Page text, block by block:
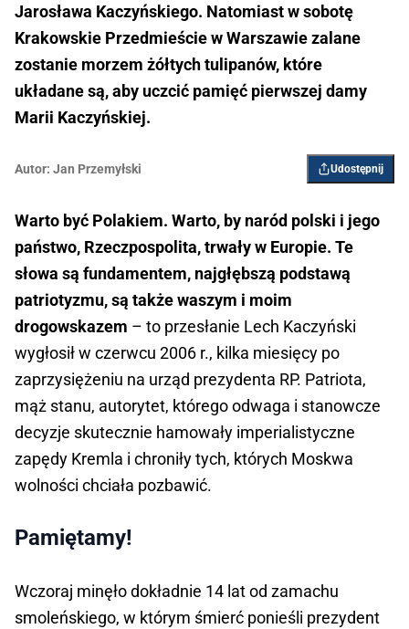
Jarosława Kaczyńskiego. Natomiast w sobotę
Krakowskie Przedmieście w Warszawie zalane
zostanie morzem żółtych tulipanów, które
układane są, aby uczcić pamięć pierwszej damy
Marii Kaczyńskiej.
Autor: Jan Przemyłski Udostępnij
Warto być Polakiem. Warto, by naród polski i jego
państwo, Rzeczpospolita, trwały w Europie. Te
słowa są fundamentem, najgłębszą podstawą
patriotyzmu, są także waszym i moim
drogowskazem – to przesłanie Lech Kaczyński
wygłosił w czerwcu 2006 r., kilka miesięcy po
zaprzysiężeniu na urząd prezydenta RP. Patriota,
mąż stanu, autorytet, którego odwaga i stanowcze
decyzje skutecznie hamowały imperialistyczne
zapędy Kremla i chroniły tych, których Moskwa
wolności chciała pozbawić.
Pamiętamy!
Wczoraj minęło dokładnie 14 lat od zamachu
smoleńskiego, w którym śmierć ponieśli prezydent